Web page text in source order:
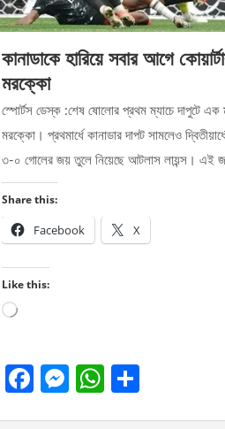
কানাডাকে হারিয়ে সবার আগে
মরক্কো
স্পোর্টস ডেস্ক :শেষ ষোলোর প্রথম ম্যাচে দাপুটে এক
মরক্কো। প্রথমার্ধে কানাডার দাপট সামলেও
৩-০ গোলের জয় তুলে নিয়েছে আটলাস লায়ন্স। এই
Share this:
Facebook X
Like this:
Loading…
F
M W